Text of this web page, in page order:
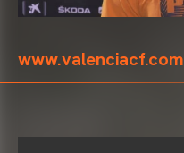
www.valenciacf.com